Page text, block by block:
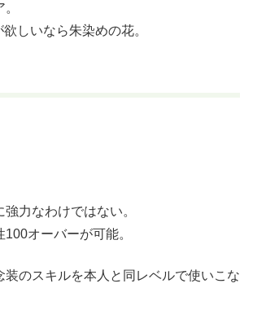
しいなら朱染めの花。
力なわけではない。
オーバーが可能。
装のスキルを本人と同レベルで使いこな